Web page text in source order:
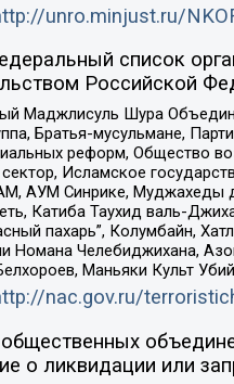
unro.minjust.ru/
список
Российской
Маджлисуль Шура
Братья-мусульмане,
реформ, Общество
Исламское
АУМ Синрике,
Катиба Таухид валь-
пахарь”, Колумбайн,
Номана Челебиджихана,
Маньяки Культ
nac.gov.ru/
о ликвидации или